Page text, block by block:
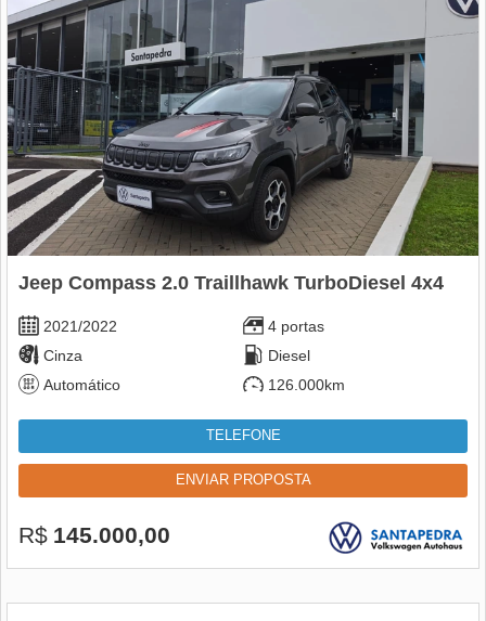
Jeep Compass 2.0 Traillhawk TurboDiesel 4x4
2021/2022
4 portas
Cinza
Diesel
Automático
126.000km
TELEFONE
ENVIAR PROPOSTA
R$ 145.000,00